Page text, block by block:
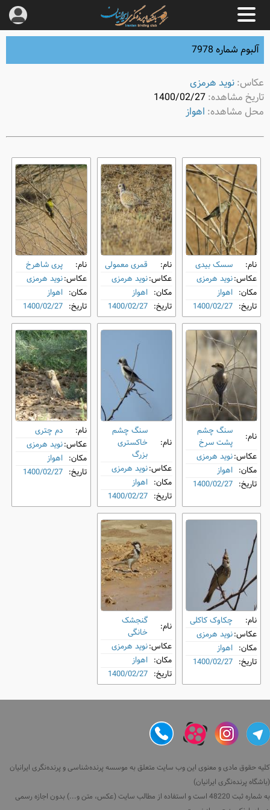
آلبوم شماره 7978
عکاس:نوید هرمزی
تاریخ مشاهده:1400/02/27
محل مشاهده: اهواز
نام:
سسک بیدی
عکاس:نوید هرمزی
مکان: اهواز
تاریخ: 1400/02/27
نام:
قمری معمولی
عکاس:نوید هرمزی
مکان: اهواز
تاریخ: 1400/02/27
نام:
پری شاهرخ
عکاس:نوید هرمزی
مکان: اهواز
تاریخ: 1400/02/27
نام:
سنگ ‌چشم
پشت‌ سرخ
عکاس:نوید هرمزی
مکان: اهواز
تاریخ: 1400/02/27
نام:
سنگ‌ چشم
خاکستری
بزرگ
عکاس:نوید هرمزی
مکان: اهواز
تاریخ: 1400/02/27
نام:
دم ‌چتری
عکاس:نوید هرمزی
مکان: اهواز
تاریخ: 1400/02/27
نام:
چکاوک کاکلی
عکاس:نوید هرمزی
مکان: اهواز
تاریخ: 1400/02/27
نام:
گنجشک
خانگی
عکاس:نوید هرمزی
مکان: اهواز
تاریخ: 1400/02/27
کلیه حقوق مادی و معنوی این وب سایت متعلق به موسسه پرنده‌شناسی و پرنده‌نگری ایرانیان
(باشگاه پرنده‌نگری ایرانیان)
به شماره ثبت 48220 است و استفاده از مطالب سایت (عکس، متن و...) بدون اجازه رسمی